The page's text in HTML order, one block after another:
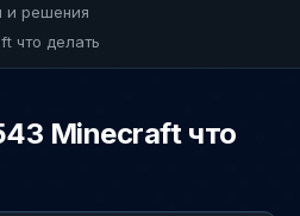
и решения
что делать
Minecraft что